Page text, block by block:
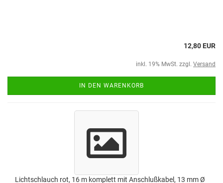
12,80 EUR
inkl. 19% MwSt. zzgl. Versand
IN DEN WARENKORB
Lichtschlauch rot, 16 m komplett mit Anschlußkabel, 13 mm Ø